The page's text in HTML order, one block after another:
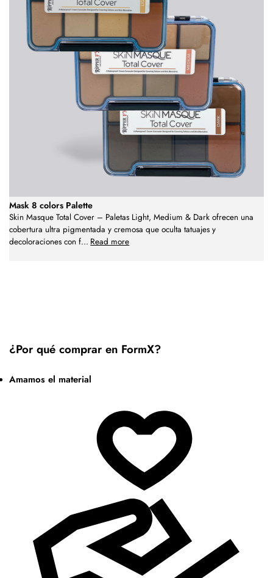
Mask 8 colors Palette
Skin Masque Total Cover – Paletas Light, Medium & Dark ofrecen una
cobertura ultra pigmentada y cremosa que oculta tatuajes y
decoloraciones con f... Read more
¿Por qué comprar en FormX?
Amamos el material